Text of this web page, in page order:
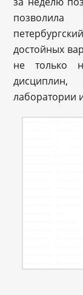
достойных
не только
лаборатории